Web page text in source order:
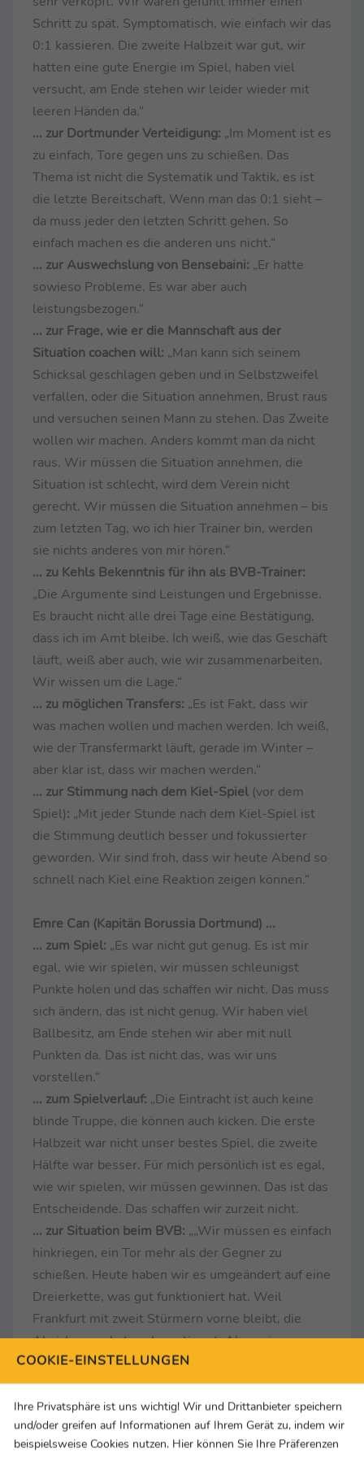
Schritt zu spät. Symptomatisch, wie einfach wir das
0:1 kassieren. Die zweite Halbzeit war gut, wir
hatten eine gute Energie im Spiel, haben viel
versucht, am Ende stehen wir leider wieder mit
leeren Händen da.“
... zur Dortmunder Verteidigung: „Im Moment ist es
zu einfach, Tore gegen uns zu schießen. Das
Thema ist nicht die Systematik und Taktik, es ist
die letzte Bereitschaft. Wenn man das 0:1 sieht –
da muss jeder den letzten Schritt gehen. So
einfach machen es die anderen uns nicht.“
... zur Auswechslung von Bensebaini: „Er hatte
sowieso Probleme. Es war aber auch
leistungsbezogen.“
... zur Frage, wie er die Mannschaft aus der
Situation coachen will: „Man kann sich seinem
Schicksal geschlagen geben und in Selbstzweifel
verfallen, oder die Situation annehmen, Brust raus
und versuchen seinen Mann zu stehen. Das Zweite
wollen wir machen. Anders kommt man da nicht
raus. Wir müssen die Situation annehmen, die
Situation ist schlecht, wird dem Verein nicht
gerecht. Wir müssen die Situation annehmen – bis
zum letzten Tag, wo ich hier Trainer bin, werden
sie nichts anderes von mir hören.“
... zu Kehls Bekenntnis für ihn als BVB-Trainer:
„Die Argumente sind Leistungen und Ergebnisse.
Es braucht nicht alle drei Tage eine Bestätigung,
dass ich im Amt bleibe. Ich weiß, wie das Geschäft
läuft, weiß aber auch, wie wir zusammenarbeiten.
Wir wissen um die Lage.“
... zu möglichen Transfers: „Es ist Fakt, dass wir
was machen wollen und machen werden. Ich weiß,
wie der Transfermarkt läuft, gerade im Winter –
aber klar ist, dass wir machen werden.“
... zur Stimmung nach dem Kiel-Spiel (vor dem
Spiel): „Mit jeder Stunde nach dem Kiel-Spiel ist
die Stimmung deutlich besser und fokussierter
geworden. Wir sind froh, dass wir heute Abend so
schnell nach Kiel eine Reaktion zeigen können.“
Emre Can (Kapitän Borussia Dortmund) ...
... zum Spiel: „Es war nicht gut genug. Es ist mir
egal, wie wir spielen, wir müssen schleunigst
Punkte holen und das schaffen wir nicht. Das muss
sich ändern, das ist nicht genug. Wir haben viel
Ballbesitz, am Ende stehen wir aber mit null
Punkten da. Das ist nicht das, was wir uns
vorstellen.“
... zum Spielverlauf: „Die Eintracht ist auch keine
blinde Truppe, die können auch kicken. Die erste
Halbzeit war nicht unser bestes Spiel, die zweite
Hälfte war besser. Für mich persönlich ist es egal,
wie wir spielen, wir müssen gewinnen. Das ist das
Entscheidende. Das schaffen wir zurzeit nicht.
... zur Situation beim BVB: „„Wir müssen es einfach
hinkriegen, ein Tor mehr als der Gegner zu
schießen. Heute haben wir es umgeändert auf eine
Dreierkette, was gut funktioniert hat. Weil
Frankfurt mit zweit Stürmern vorne bleibt, die
Absicherung hat auch gestimmt. Aber wir
gewinnen die Spiele nicht und das macht eine Top-
Mannschaft. Das sind wir zurzeit nicht. Die Tabelle
lügt nicht.“
Sebastian Kehl (Sportdirektor Borussia Dortmund)
COOKIE-EINSTELLUNGEN
Ihre Privatsphäre ist uns wichtig! Wir und Drittanbieter speichern
und/oder greifen auf Informationen auf Ihrem Gerät zu, indem wir
beispielsweise Cookies nutzen. Hier können Sie Ihre Präferenzen